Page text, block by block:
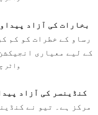
بخارات کی آزاد
رساو کے خطرات کو کم
کے لیے معیاری
کنڈینسر کی آزاد
مرکز ہے۔ تیو نے